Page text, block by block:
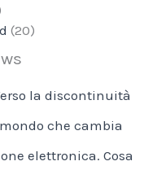
(20)
la discontinuità
che cambia
elettronica. Cosa